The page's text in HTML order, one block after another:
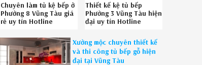
Chuyên làm tủ kệ bếp ở
Phường 8 Vũng Tàu giá
rẻ uy tín Hotline
5526199WM
Thiết kế kệ tủ bếp
Phường 3 Vũng Tàu hiện
đại uy tín Hotline
252619A6A
Xưởng mộc chuyên thiết kế
và thi công tủ bếp gỗ hiện
đại tại Vũng Tàu